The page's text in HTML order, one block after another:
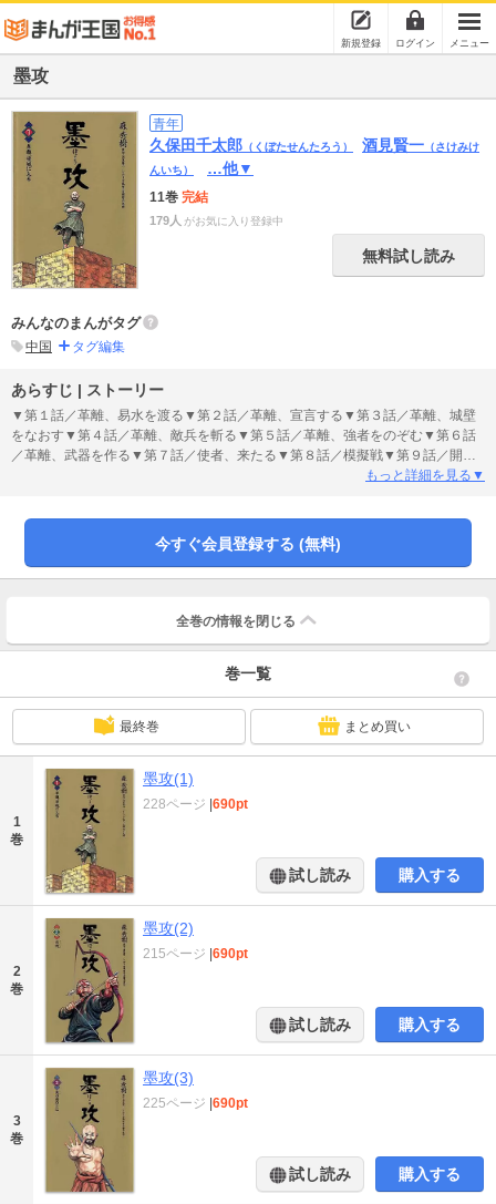
新規登録 ログイン メニュー
墨攻
青年
久保田千太郎 （くぼたせんたろう） 酒見賢一 （さけみけ
んいち）
…他▼
11巻 完結
179人 がお気に入り登録中
無料試し読み
みんなのまんがタグ
中国 タグ編集
あらすじ | ストーリー
▼第１話／革離、易水を渡る▼第２話／革離、宣言する▼第３話／革離、城壁
をなおす▼第４話／革離、敵兵を斬る▼第５話／革離、強者をのぞむ▼第６話
／革離、武器を作る▼第７話／使者、来たる▼第８話／模擬戦▼第９話／開戦
魏・趙・齊・燕・秦・楚の七国が争う戦国時代の中国。趙の大軍が、燕の小
城、梁城を落とそうと、国境の易水川岸に軍を構えていた。梁城では、城を守
るため城邑防衛のエキスパート集団、墨家から墨者を呼んだ。しかし、やって
来たのは唯一人、革離のみだった（第１話）。▼一万五千の趙軍がやって来る
に鍛え上げるために、城内の全権を自分に与えろと城主、梁渓に迫り、将軍た
気付いき、取り押さえられる。夜が開けると城壁の外に狼の頭が刺された竹槍
が立てられていた。革離はそれが城内に潜り込んだ趙兵の仕業と見破る（第２
話）。 ●本巻の特徴／戦国時代の中国で、殺人行為を否定し、城邑を守ること
で戦争を終わらせようとした墨家教団のひとり、革離の登場シーンから初戦の
勝利までが描かれる。また、敵方の巷淹中将軍に、墨家の内情を見破られる
（第８話）。 ●その他の登場キャラクター／梁城城主・梁渓（第１話）、梁渓
の息子・梁適（第２話）、農夫・蔡丘（第２話）、梁適の兄・梁魁（第５
話）、巷淹中将軍（第７話） ●その他のデータ／孫子の兵法（墨子と反対に、
敵を攻めるための法）
もっと詳細を見る▼
今すぐ会員登録する (無料)
全巻の情報を 閉じる
巻一覧
最終巻 まとめ買い
1
巻
墨攻(1)
228ページ 690pt
試し読み 購入する
2
巻
墨攻(2)
215ページ 690pt
試し読み 購入する
3
巻
墨攻(3)
225ページ 690pt
試し読み 購入する